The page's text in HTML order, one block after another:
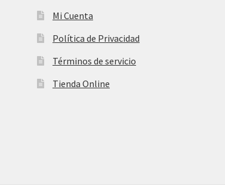
Mi Cuenta
Política de Privacidad
Términos de servicio
Tienda Online